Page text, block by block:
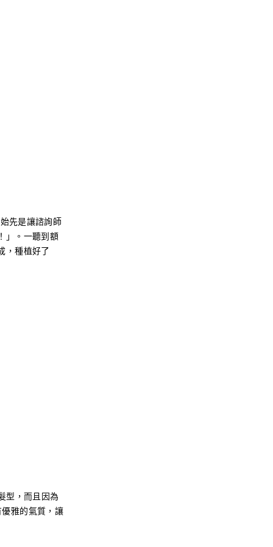
先是讓諮詢師
」。一聽到額
，種植好了
型，而且因為
雅的氣質，讓